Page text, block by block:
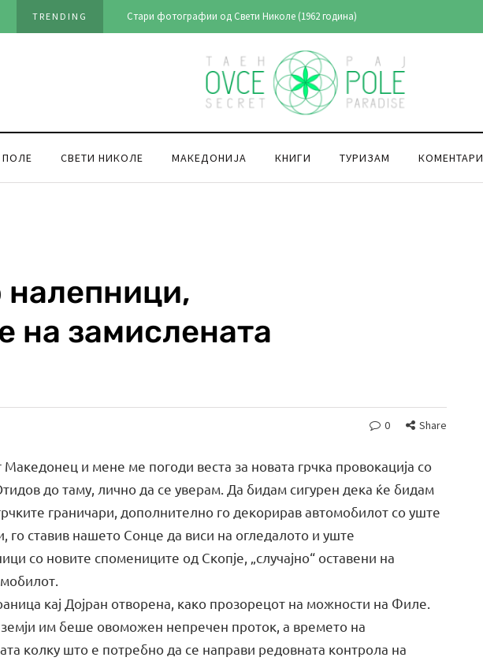
TRENDING Стари фотографии од Свети Николе (1962 година)
СВЕТИ НИКОЛЕ МАКЕДОНИЈА КНИГИ ТУРИЗАМ КОМЕНТАРИ
налепници,
на замислената
0 Share
Македонец и мене ме погоди веста за новата грчка провокација со
до таму, лично да се уверам. Да бидам сигурен дека ќе бидам
граничари, дополнително го декорирав автомобилот со уште
ставив нашето Сонце да виси на огледалото и уште
со новите спомениците од Скопје, „случајно“ оставени на
кај Дојран отворена, како прозорецот на можности на Филе.
земји им беше овоможен непречен проток, а времето на
колку што е потребно да се направи редовната контрола на